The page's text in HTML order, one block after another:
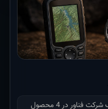
تایید شرکت به عنوان یک شرکت فناور در 4 محصول